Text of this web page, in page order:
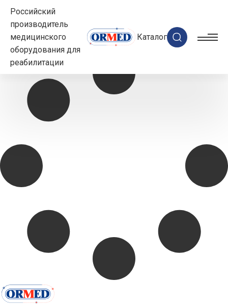
Российский
производитель
медицинского
оборудования для
реабилитации
Каталог